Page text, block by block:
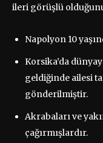
ileri görüşlü
Napolyon 10
Korsika’da
geldiğinde ailesi
gönderilmiştir.
Akrabaları ve
çağırmışlardır.